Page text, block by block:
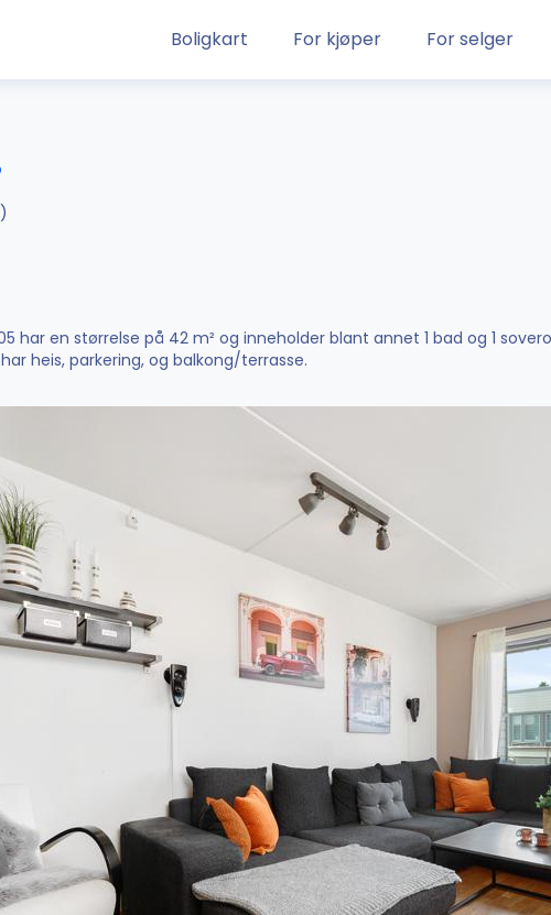
Boligkart For kjøper For selger
har en størrelse på 42 m² og inneholder blant annet 1 bad og 1
heis, parkering, og balkong/terrasse.